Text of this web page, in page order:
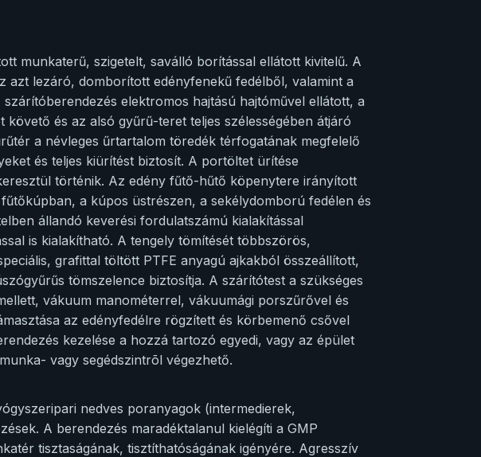
munkaterű, szigetelt, saválló borítással ellátott kivitelű. A
azt lezáró, domborított edényfenekű fedélből, valamint a
elektromos hajtású hajtóművel ellátott, a
és az alsó gyűrű-teret teljes szélességében átjáró
a névleges űrtartalom töredék térfogatának megfelelő
és teljes kiürítést biztosít. A portöltet ürítése
történik. Az edény fűtő-hűtő köpenytere irányított
a kúpos üstrészen, a sekélydomború fedélen és
állandó keverési fordulatszámú kialakítással
is kialakítható. A tengely tömítését többszörös,
grafittal töltött PTFE anyagú ajkakból összeállított,
tömszelence biztosítja. A szárítótest a szükséges
vákuum manométerrel, vákuumági porszűrővel és
az edényfedélre rögzített és körbemenő csővel
kezelése a hozzá tartozó egyedi, vagy az épület
vagy segédszintrõl végezhető.
nedves poranyagok (intermedierek,
A berendezés maradéktalanul kielégíti a GMP
tisztaságának, tisztíthatóságának igényére. Agresszív